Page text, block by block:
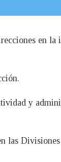
en la
y
las